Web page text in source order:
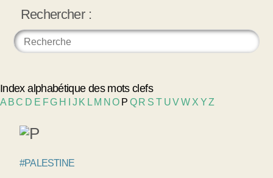
Rechercher :
Index alphabétique des mots clefs
A BC D E FG H J K L M NO P Q R S T UVW X YZ
#PALESTINE